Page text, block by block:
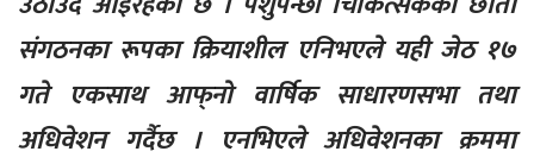
संगठनका रूपका क्रियाशील एनिभएले यही जेठ १७
गते एकसाथ आफ्‌नो वार्षिक साधारणसभा तथा
अधिवेशन गर्दैछ । एनभिएले अधिवेशनका क्रममा